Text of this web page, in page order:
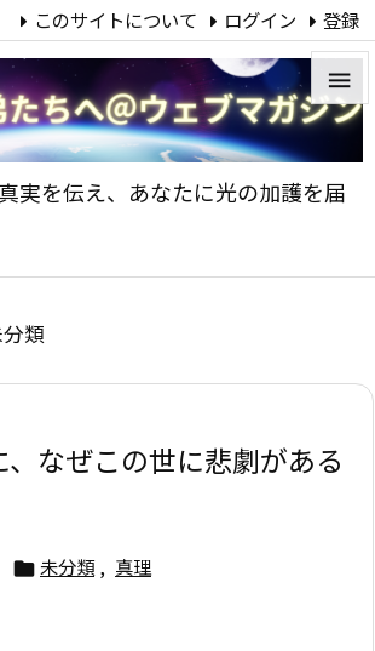
実を伝え、あなたに光の加護を届


メニ


次へ
検索
このサイトについて ログイン 登録
類
なぜこの世に悲劇がある
 未分類 , 真理